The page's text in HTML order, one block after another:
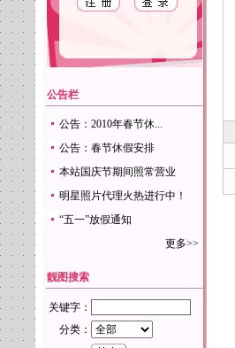
公告栏
公告：2010年春节休...
公告：春节休假安排
本站国庆节期间照常营业
明星照片代理火热进行中！
“五一”放假通知
更多>>
靓图搜索
关键字：
分类：